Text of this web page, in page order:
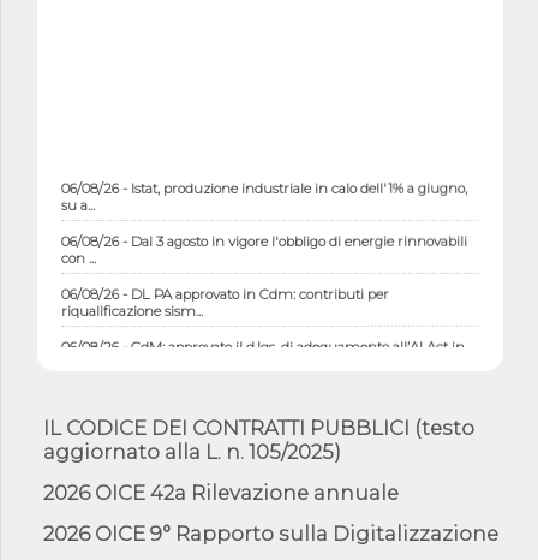
06/08/26 - Istat, produzione industriale in calo dell'1% a giugno,
su a...
06/08/26 - Dal 3 agosto in vigore l'obbligo di energie rinnovabili
con ...
06/08/26 - DL PA approvato in Cdm: contributi per
riqualificazione sism...
06/08/26 - CdM: approvato il d.lgs. di adeguamento all’AI Act in
05/08/26 - DL Infrastrutture e PNRR è legge: approvata oggi la
fiducia...
05/08/26 - Focus OICE sul DDL di riforma della responsabilità
IL CODICE DEI CONTRATTI PUBBLICI (testo
aggiornato alla L. n. 105/2025)
2026 OICE 42a Rilevazione annuale
2026 OICE 9° Rapporto sulla Digitalizzazione